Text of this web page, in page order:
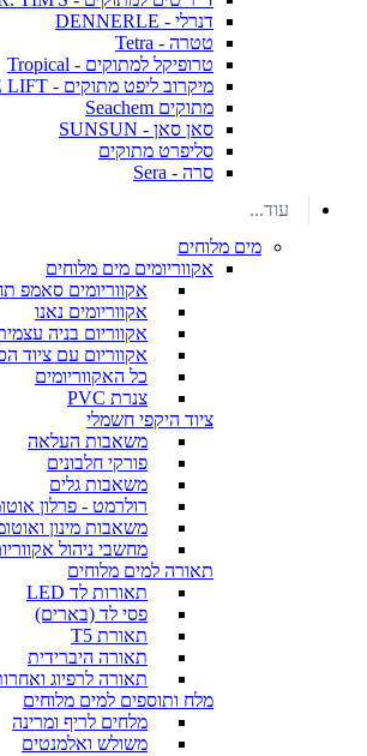
דנרלי - DENNERLE
טטרה - Tetra
טרופיקל למתוקים - Tropical
מיקרוב ליפט מתוקים - MICROBE LIFT
מתוקים Seachem
סאן סאן - SUNSUN
סליפרט מתוקים
סרה - Sera
עוד...
מים מלוחים
אקווריומים מים מלוחים
אקווריומים סאמפ
אקווריומים נאנו
אקווריום בניה
אקווריום עם ציוד
כל האקווריומים
צנרת PVC
ציוד היקפי חשמלי
משאבות העלאה
פורקי חלבונים
משאבות גלים
רולרמט - פרלון
משאבות מינון
מחשבי ניהול
תאורה למים מלוחים
תאורות לד LED
פסי לד (בארים)
תאורת T5
תאורה היברידית
תאורה לרפיוג
מלח ותוספים למים מלוחים
מלחים לריף ומרינה
משולש ואלמנטים